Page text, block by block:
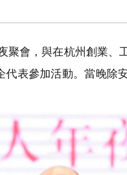
會，與在杭州創業、
表參加活動。當晚除